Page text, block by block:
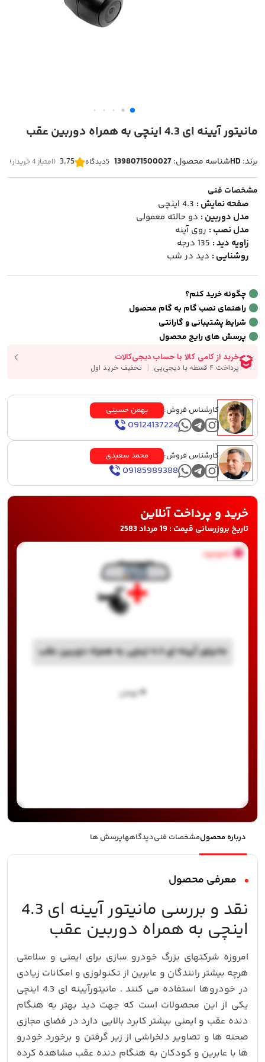
مانیتور آیینه ای 4.3 اینچی به همراه دوربین عقب
برند: HDشناسه محصول:1398071500027
5دیدگاه 3.75 (امتیاز 4 خریدار)
مشخصات فنی
صفحه نمایش : 4.3 اینچی
مدل دوربین : دو حالته معمولی
مدل نصب : روی آینه
زاویه دید : 135 درجه
روشنایی : دید در شب
چگونه خرید کنم؟
راهنمای نصب گام به گام محصول
شرایط پشتیبانی و گارانتی
پرسش های رایج محصول
کارشناس فروش: بهمن حسینی
09124137224
کارشناس فروش: محمد سعیدی
09185989388
خرید و پرداخت آنلاین
تاریخ بروزرسانی قیمت : 19 مرداد 2583
ناموجود
مانیتور آیینه ای 4.3 اینچی به همراه دوربین عقب
۰ تومان
درباره محصولمشخصات فنیدیدگاههاپرسش ها
معرفی محصول
نقد و بررسی مانیتور آیینه ای 4.3
اینچی به همراه دوربین عقب
امروزه شرکتهای بزرگ خودرو سازی برای ایمنی و سلامتی
هرچه بیشتر رانندگان و عابرین از تکنولوزی و امکانات زیادی
در خودروها استفاده می کنند . مانیتورآیینه ای 4.3 اینچی
یکی از این محصولات است که جهت دید بهتر به هنگام
دنده عقب و ایمنی بیشتر کابرد بالایی دارد در فضای مجازی
صحنه ها و تصاویر دلخراشی از زیر گرفتن و برخورد خودرو
ها با عابرین و کودکان به هنگام دنده عقب مشاهده کرده